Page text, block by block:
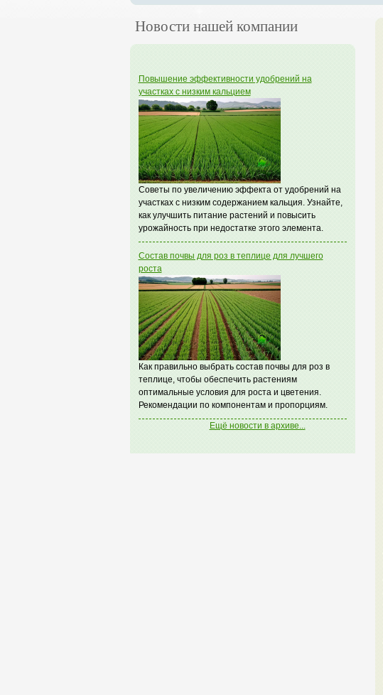
Новости нашей компании
Повышение эффективности удобрений на
участках с низким кальцием
Советы по увеличению эффекта от удобрений на
участках с низким содержанием кальция. Узнайте,
как улучшить питание растений и повысить
урожайность при недостатке этого элемента.
Состав почвы для роз в теплице для лучшего
роста
Как правильно выбрать состав почвы для роз в
теплице, чтобы обеспечить растениям
оптимальные условия для роста и цветения.
Рекомендации по компонентам и пропорциям.
Ещё новости в архиве...